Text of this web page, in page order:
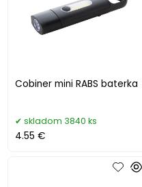
Cobiner mini RABS baterka
skladom 3840 ks
4.55 €